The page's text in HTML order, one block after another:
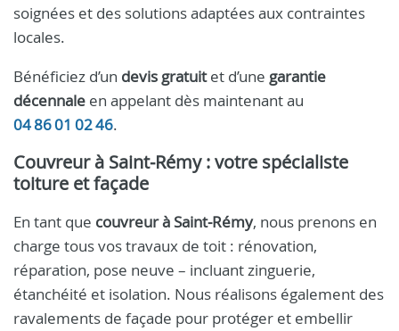
soignées et des solutions adaptées aux contraintes
locales.
Bénéficiez d’un devis gratuitet d’une garantie
décennale en appelant dès maintenant au
04 86 01 02 46.
Couvreur à Saint‑Rémy: votre spécialiste
toiture et façade
En tant que couvreur à Saint‑Rémy, nous prenons en
charge tous vos travaux de toit : rénovation,
réparation, pose neuve – incluant zinguerie,
étanchéité et isolation. Nous réalisons également des
ravalements de façade pour protéger et embellir